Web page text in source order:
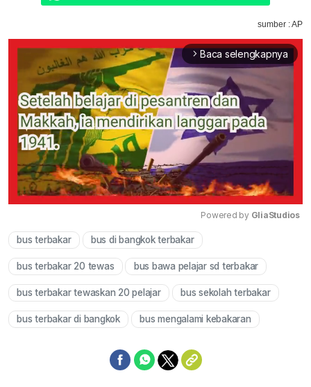
sumber : AP
arrow_forward_ios Baca selengkapnya
Powered by GliaStudios
bus terbakar bus di bangkok terbakar
bus terbakar 20 tewas bus bawa pelajar sd terbakar
bus terbakar tewaskan 20 pelajar bus sekolah terbakar
bus terbakar di bangkok bus mengalami kebakaran